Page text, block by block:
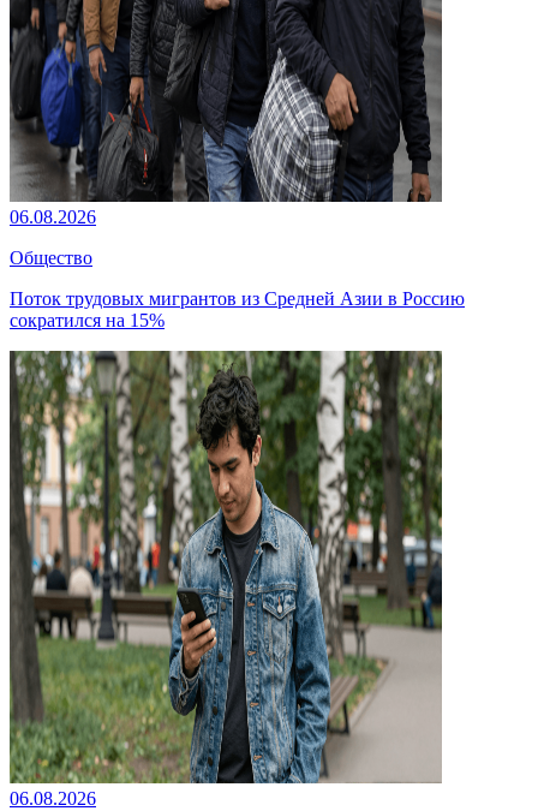
06.08.2026
Общество
Поток трудовых мигрантов из Средней Азии в Россию
сократился на 15%
06.08.2026